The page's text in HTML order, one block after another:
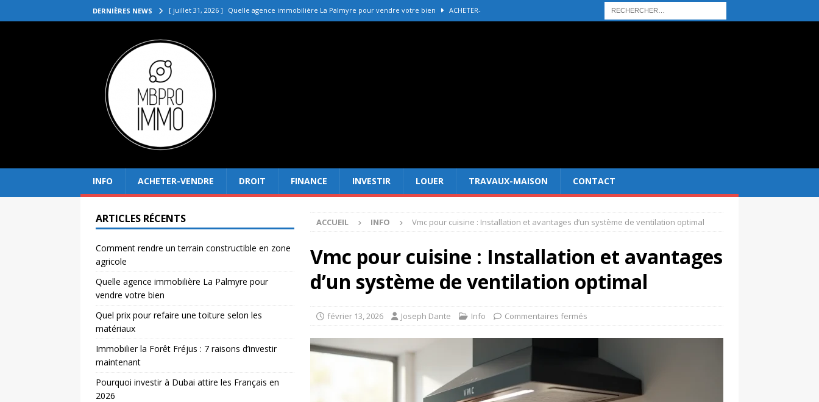
DERNIÈRES NEWS [ juillet 31, 2026 ] Quelle agence immobilière La Palmyre pour vendre votre bien ACHETER-
[ juillet 27, 2026 ]
[ juillet 23, 2026 ]
[ juillet 19, 2026 ]
[ août 4, 2026 ]
INFO ACHETER-VENDRE DROIT FINANCE INVESTIR LOUER TRAVAUX-MAISON CONTACT
ACCUEIL INFO Vmc pour cuisine : Installation et avantages d’un système de ventilation optimal
Vmc pour cuisine : Installation et avantages
d’un système de ventilation optimal
février 13, 2026 Joseph Dante Info Commentaires fermés
ARTICLES RÉCENTS
Comment rendre un terrain constructible en zone
agricole
Quelle agence immobilière La Palmyre pour
vendre votre bien
Quel prix pour refaire une toiture selon les
matériaux
Immobilier la Forêt Fréjus : 7 raisons d’investir
maintenant
Pourquoi investir à Dubai attire les Français en
2026